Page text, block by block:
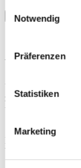
Notwendig
Präferenzen
Statistiken
Marketing
Vom
Umfassende
zu einer
und Künstler wie
Damit hat sich die
Veranstaltungsort
Süddeutschland